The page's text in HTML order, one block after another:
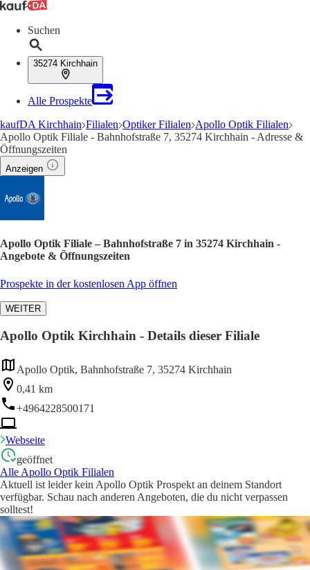
Suchen
35274 Kirchhain
Alle Prospekte
kaufDA Kirchhain Filialen Optiker Filialen Apollo Optik Filialen
Apollo Optik Filiale - Bahnhofstraße 7, 35274 Kirchhain - Adresse &
Öffnungszeiten
Anzeigen
Apollo Optik Filiale – Bahnhofstraße 7 in 35274 Kirchhain -
Angebote & Öffnungszeiten
Prospekte in der kostenlosen App öffnen
WEITER
Apollo Optik Kirchhain - Details dieser Filiale
Apollo Optik, Bahnhofstraße 7, 35274 Kirchhain
0,41 km
+4964228500171
Webseite
geöffnet
Alle Apollo Optik Filialen
Aktuell ist leider kein Apollo Optik Prospekt an deinem Standort
verfügbar. Schau nach anderen Angeboten, die du nicht verpassen
solltest!